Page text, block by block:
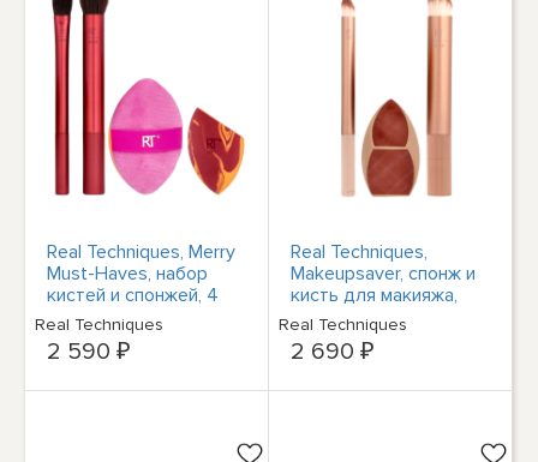
Real Techniques, Merry
Must-Haves, набор
кистей и спонжей, 4
шт.
Real Techniques
2 590 ₽
Real Techniques,
Makeupsaver, спонж и
кисть для макияжа,
набор из 3 предметов
Real Techniques
2 690 ₽